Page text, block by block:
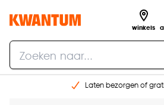
winkels
Laten bezorgen of